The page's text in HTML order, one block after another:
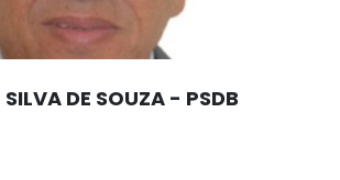
SILVA DE SOUZA - PSDB